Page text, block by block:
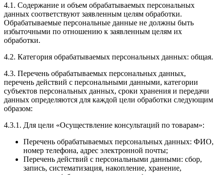
4.1. Содержание и объем обрабатываемых персональных
данных соответствуют заявленным целям обработки.
Обрабатываемые персональные данные не должны быть
избыточными по отношению к заявленным целям их
обработки.
4.2. Категория обрабатываемых персональных данных: общая.
4.3. Перечень обрабатываемых персональных данных,
перечень действий с персональными данными, категории
субъектов персональных данных, сроки хранения и передачи
данных определяются для каждой цели обработки следующим
образом:
4.3.1. Для цели «Осуществление консультаций по товарам»:
Перечень обрабатываемых персональных данных: ФИО,
номер телефона, адрес электронной почты;
Перечень действий с персональными данными: сбор,
запись, систематизация, накопление, хранение,